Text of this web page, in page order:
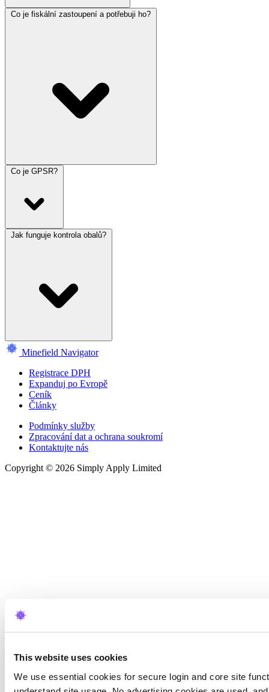
This website uses cookies
We use essential cookies for secure login and core site
Co je fiskální zastoupení a potřebuji ho?
Co je GPSR?
Jak funguje kontrola obalů?
Minefield Navigator
Registrace DPH
Expanduj po Evropě
Ceník
Články
Podmínky služby
Zpracování dat a ochrana soukromí
Kontaktujte nás
Copyright © 2026 Simply Apply Limited